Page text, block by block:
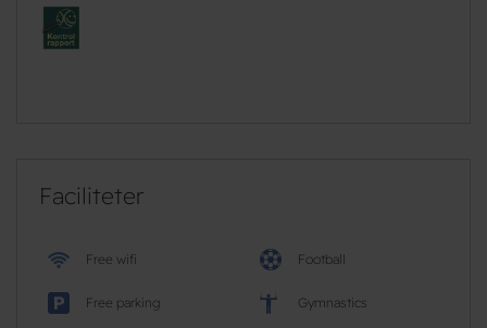
Faciliteter
Free wifi Football
Free parking Gymnastics